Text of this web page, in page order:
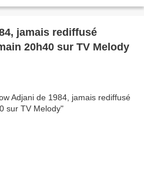
jamais rediffusé
20h40 sur TV Melody